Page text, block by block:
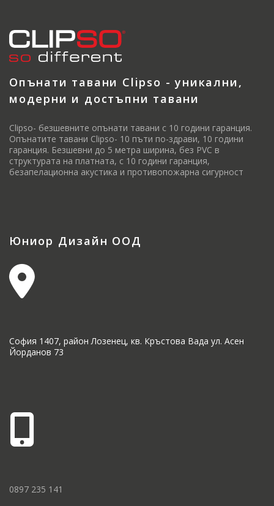
Опънати тавани Clipso - уникални,
модерни и достъпни тавани
Clipso- безшевните опънати тавани с 10 години гаранция.
Опънатите тавани Clipso- 10 пъти по-здрави, 10 години
гаранция. Безшевни до 5 метра ширина, без PVC в
структурата на платната, с 10 години гаранция,
безапелационна акустика и противопожарна сигурност
Юниор Дизайн ООД
София 1407, район Лозенец, кв. Кръстова Вада ул. Асен
Йорданов 73
0897 235 141